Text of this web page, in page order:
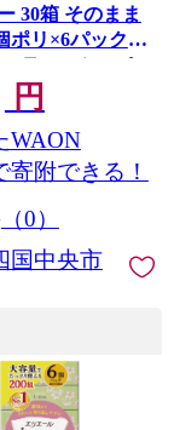
30箱 そのまま
ポリ×6パック
ティッシュペ
クスティッシ
ティッ
ッシュ tissue
ペーパー
耗品 備蓄 防災
円
WAON
寄附できる！
（0）
国中央市